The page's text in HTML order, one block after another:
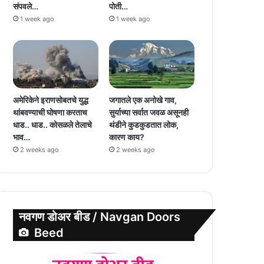
संपवले…
1 week ago
पोती…
1 week ago
अमेरिकेने इराणसोबतचे युद्ध
थांबवण्याची घोषणा करताच
धाड.. धाड.. कोसळले तेलाचे
भाव…
2 weeks ago
जगातले एक अनोखे गाव,
सुर्याच्या सर्वात जवळ असूनही
थंडीने कुडकुडतात लोक,
कारण काय?
2 weeks ago
नवगण डोअर बीड / Navgan Doors
Beed